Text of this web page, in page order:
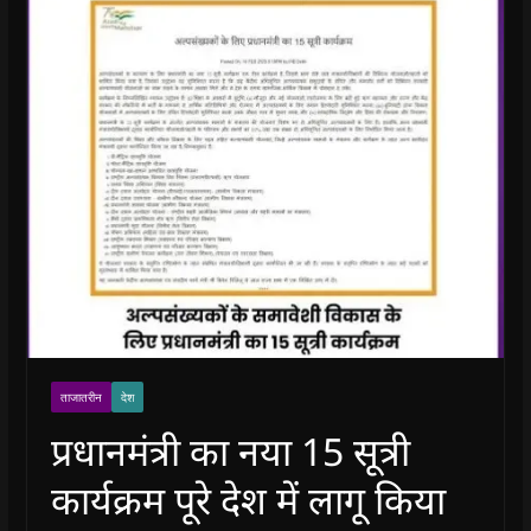
ताजातरीन देश
प्रधानमंत्री का नया 15 सूत्री
कार्यक्रम पूरे देश में लागू किया